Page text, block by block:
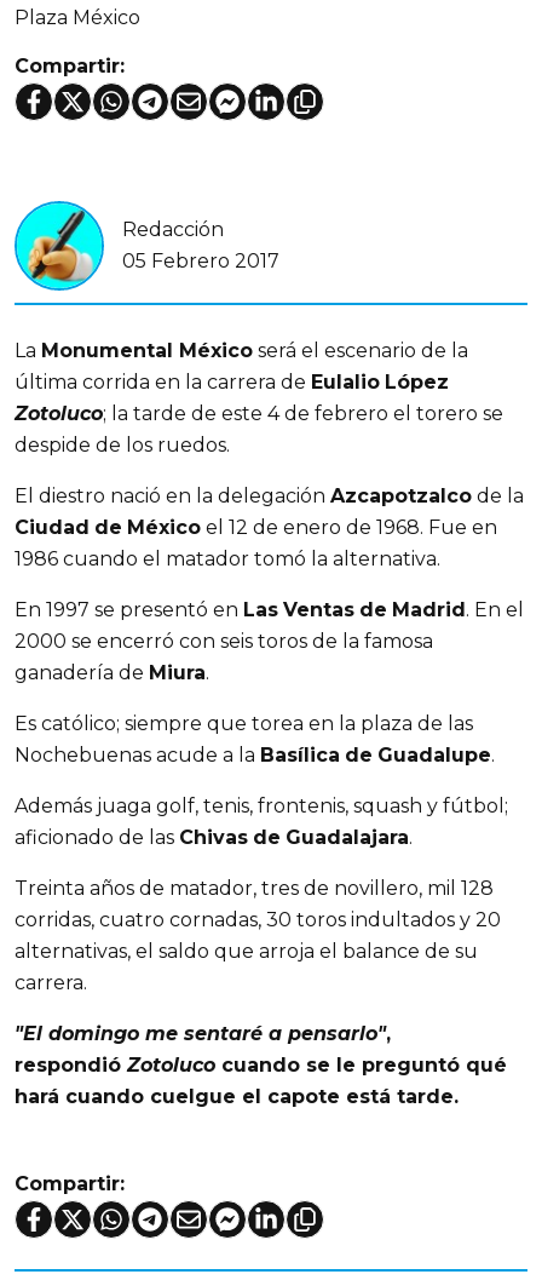
Plaza México
Compartir:
Redacción
05 Febrero 2017
La Monumental México será el escenario de la
última corrida en la carrera de Eulalio López
Zotoluco; la tarde de este 4 de febrero el torero se
despide de los ruedos.
El diestro nació en la delegación Azcapotzalco de la
Ciudad de México el 12 de enero de 1968. Fue en
1986 cuando el matador tomó la alternativa.
En 1997 se presentó en Las Ventas de Madrid . En el
2000 se encerró con seis toros de la famosa
ganadería de Miura.
Es católico; siempre que torea en la plaza de las
Nochebuenas acude a la Basílica de Guadalupe.
Además juaga golf, tenis, frontenis, squash y fútbol;
aficionado de las Chivas de Guadalajara.
Treinta años de matador, tres de novillero, mil 128
corridas, cuatro cornadas, 30 toros indultados y 20
alternativas, el saldo que arroja el balance de su
carrera.
"El domingo me sentaré a pensarlo",
respondióZotoluco cuando se le preguntó qué
hará cuando cuelgue el capote está tarde.
Compartir: